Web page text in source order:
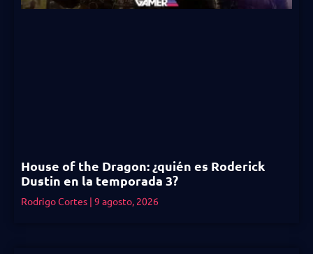
House of the Dragon: ¿quién es Roderick
Dustin en la temporada 3?
Rodrigo Cortes 9 agosto, 2026